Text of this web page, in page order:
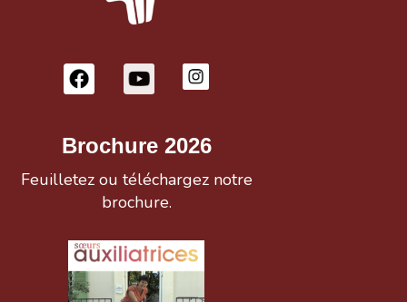
Brochure 2026
Feuilletez ou téléchargez notre
brochure.